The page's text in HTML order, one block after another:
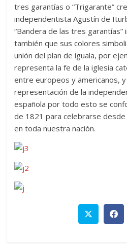
tres garantías o “Trigarante”
independentista Agustín de
“Bandera de las tres
también que sus colores
unión del plan de iguala, por
representa la fe de la iglesia
entre europeos y americanos,
representación de la
española por todo esto se
de 1821 para celebrarse
en toda nuestra nación.